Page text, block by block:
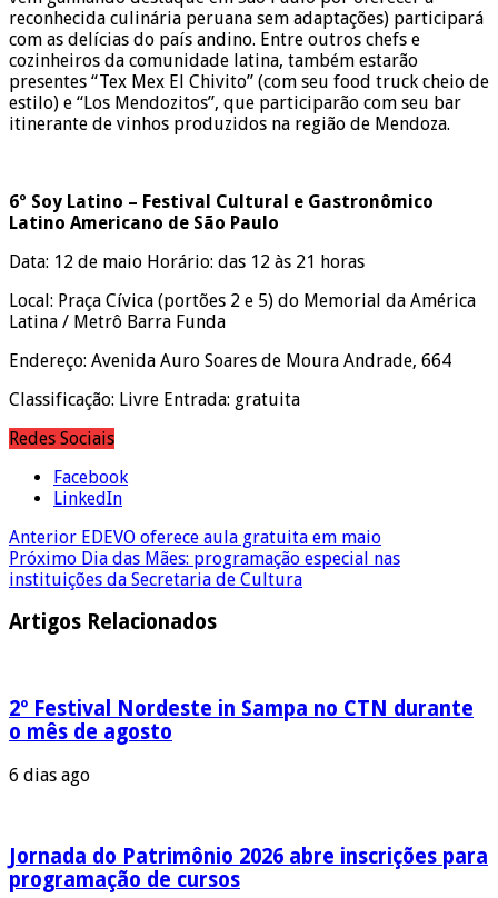
reconhecida culinária peruana sem adaptações) participará
com as delícias do país andino. Entre outros chefs e
cozinheiros da comunidade latina, também estarão
presentes “Tex Mex El Chivito” (com seu food truck cheio de
estilo) e “Los Mendozitos”, que participarão com seu bar
itinerante de vinhos produzidos na região de Mendoza.
6º Soy Latino – Festival Cultural e Gastronômico
Latino Americano de São Paulo
Data: 12 de maio Horário: das 12 às 21 horas
Local: Praça Cívica (portões 2 e 5) do Memorial da América
Latina / Metrô Barra Funda
Endereço: Avenida Auro Soares de Moura Andrade, 664
Classificação: Livre Entrada: gratuita
Redes Sociais
Facebook
LinkedIn
Anterior EDEVO oferece aula gratuita em maio
Próximo Dia das Mães: programação especial nas
instituições da Secretaria de Cultura
Artigos Relacionados
2º Festival Nordeste in Sampa no CTN durante
o mês de agosto
6 dias ago
Jornada do Patrimônio 2026 abre inscrições para
programação de cursos